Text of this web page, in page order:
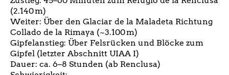
(2.140 m)
Weiter: Über den Glaciar de la Maladeta Richtung
Collado de la Rimaya (~3.100 m)
Gipfelanstieg: Über Felsrücken und Blöcke zum
Gipfel (letzter Abschnitt UIAA I)
Dauer: ca. 6–8 Stunden (ab Renclusa)